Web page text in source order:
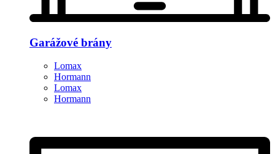
Garážové brány
Lomax
Hormann
Lomax
Hormann